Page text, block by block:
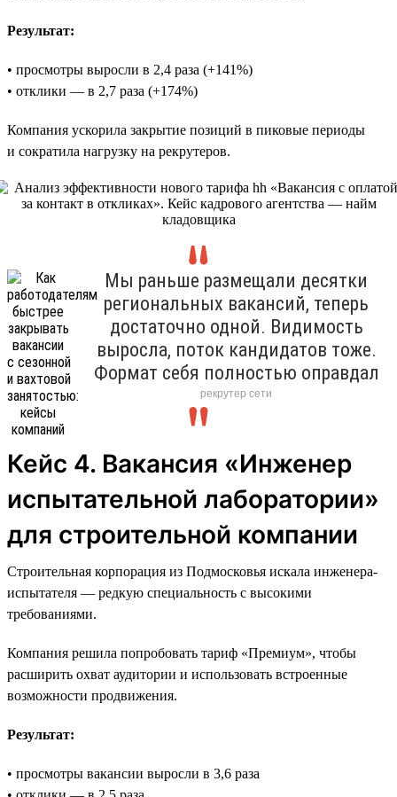
Результат:
• просмотры выросли в 2,4 раза (+141%)
• отклики — в 2,7 раза (+174%)
Компания ускорила закрытие позиций в пиковые периоды
и сократила нагрузку на рекрутеров.
Мы раньше размещали десятки
региональных вакансий, теперь
достаточно одной. Видимость
выросла, поток кандидатов тоже.
Формат себя полностью оправдал
рекрутер сети
Кейс 4. Вакансия «Инженер
испытательной лаборатории»
для строительной компании
Строительная корпорация из Подмосковья искала инженера-
испытателя — редкую специальность с высокими
требованиями.
Компания решила попробовать тариф «Премиум», чтобы
расширить охват аудитории и использовать встроенные
возможности продвижения.
Результат:
• просмотры вакансии выросли в 3,6 раза